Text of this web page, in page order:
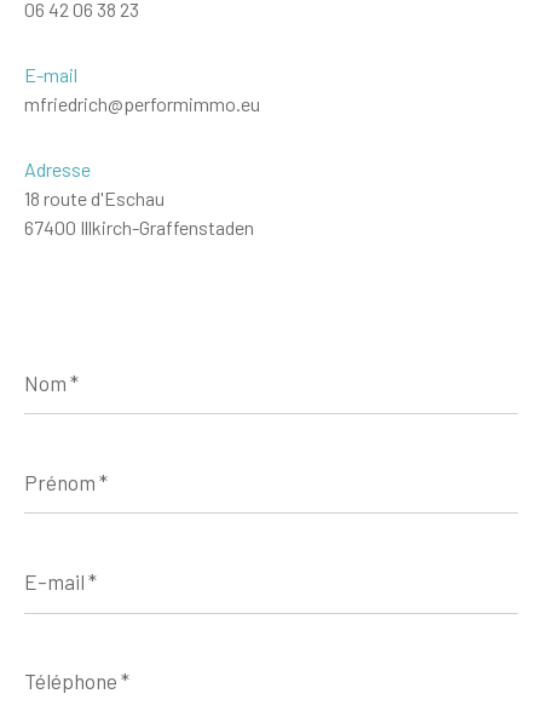
06 42 06 38 23
E-mail
mfriedrich@performimmo.eu
Adresse
18 route d'Eschau
67400 Illkirch-Graffenstaden
*
*
mail
*
*